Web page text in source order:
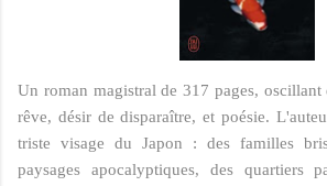
Un roman magistral de 317 pages, oscillant
rêve, désir de disparaître, et poésie.
triste visage du Japon : des familles
paysages apocalyptiques, des quartiers